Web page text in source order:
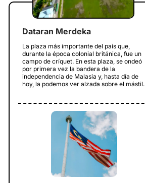
Dataran Merdeka
La plaza más importante del país que,
durante la época colonial británica, fue un
campo de críquet. En esta plaza, se ondeó
por primera vez la bandera de la
independencia de Malasia y, hasta día de
hoy, la podemos ver alzada sobre el mástil.